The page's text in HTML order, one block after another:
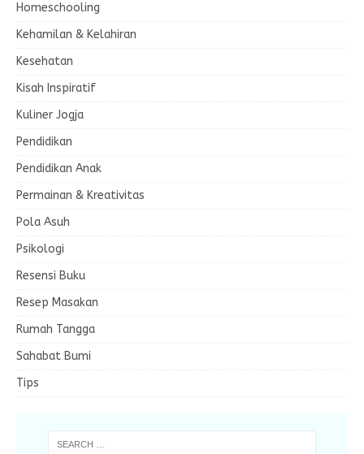
Homeschooling
Kehamilan & Kelahiran
Kesehatan
Kisah Inspiratif
Kuliner Jogja
Pendidikan
Pendidikan Anak
Permainan & Kreativitas
Pola Asuh
Psikologi
Resensi Buku
Resep Masakan
Rumah Tangga
Sahabat Bumi
Tips